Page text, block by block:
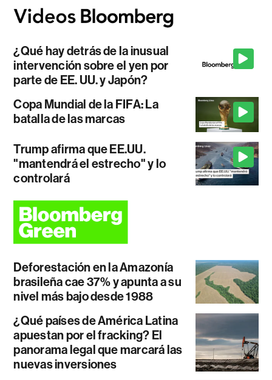
¿Qué hay detrás de la inusual
intervención sobre el yen por
parte de EE. UU. y Japón?
Copa Mundial de la FIFA: La
batalla de las marcas
Trump afirma que EE.UU.
"mantendrá el estrecho" y lo
controlará
Deforestación en la Amazonía
brasileña cae 37% y apunta a su
nivel más bajo desde 1988
¿Qué países de América Latina
apuestan por el fracking? El
panorama legal que marcará las
nuevas inversiones